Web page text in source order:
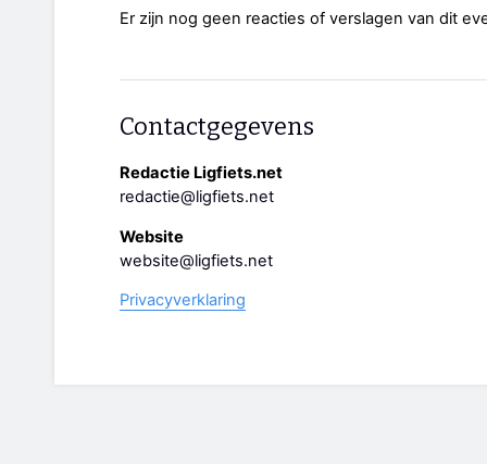
Er zijn nog geen reacties of verslagen van dit
Contactgegevens
Redactie Ligfiets.net
redactie@ligfiets.net
Website
website@ligfiets.net
Privacyverklaring